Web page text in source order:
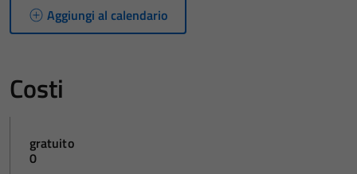
Aggiungi al calendario
Costi
gratuito
0